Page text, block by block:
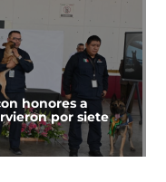
honores a
por siete